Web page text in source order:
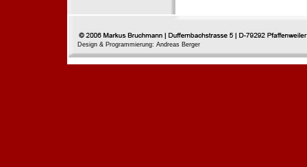
Design & Programmierung: Andreas Berger